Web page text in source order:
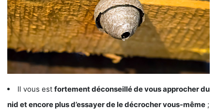
Il vous est fortement déconseillé de vous approcher du
nid et encore plus d’essayer de le décrocher vous-même ;